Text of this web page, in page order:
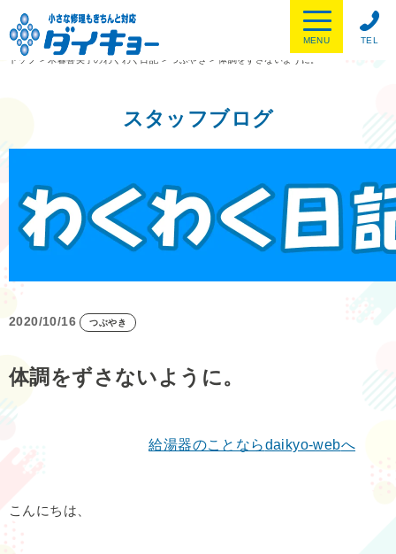
TEL
MENU
トップ
> 木暮喜美子のわくわく日記 > つぶやき > 体調をずさないように。
スタッフブログ
2020/10/16 つぶやき
体調をずさないように。
給湯器のことならdaikyo-webへ
こんにちは、